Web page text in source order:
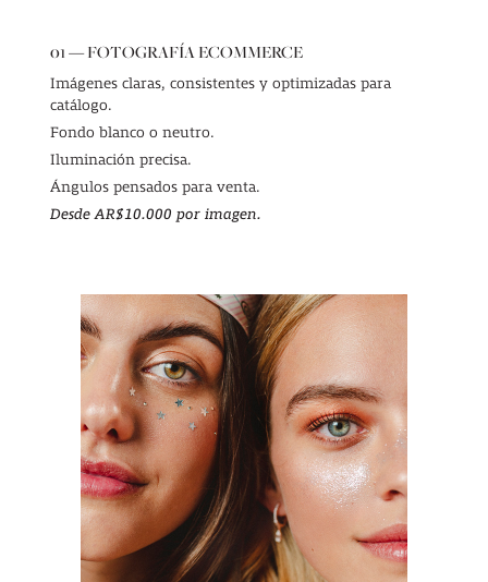
01 — FOTOGRAFÍA ECOMMERCE
Imágenes claras, consistentes y optimizadas para
catálogo.
Fondo blanco o neutro.
Iluminación precisa.
Ángulos pensados para venta.
Desde AR$10.000 por imagen.